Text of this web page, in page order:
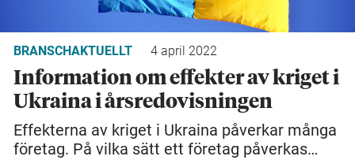
BRANSCHAKTUELLT 4 april 2022
Information om effekter av kriget i
Ukraina i årsredovisningen
Effekterna av kriget i Ukraina påverkar många
företag. På vilka sätt ett företag påverkas…